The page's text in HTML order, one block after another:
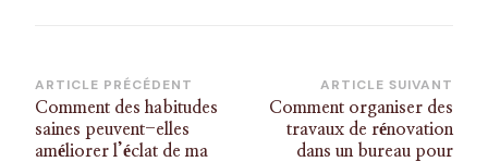
Navigation
d’article
ARTICLE PRÉCÉDENT
Comment des habitudes
saines peuvent-elles
améliorer l’éclat de ma
ARTICLE SUIVANT
Comment organiser des
travaux de rénovation
dans un bureau pour